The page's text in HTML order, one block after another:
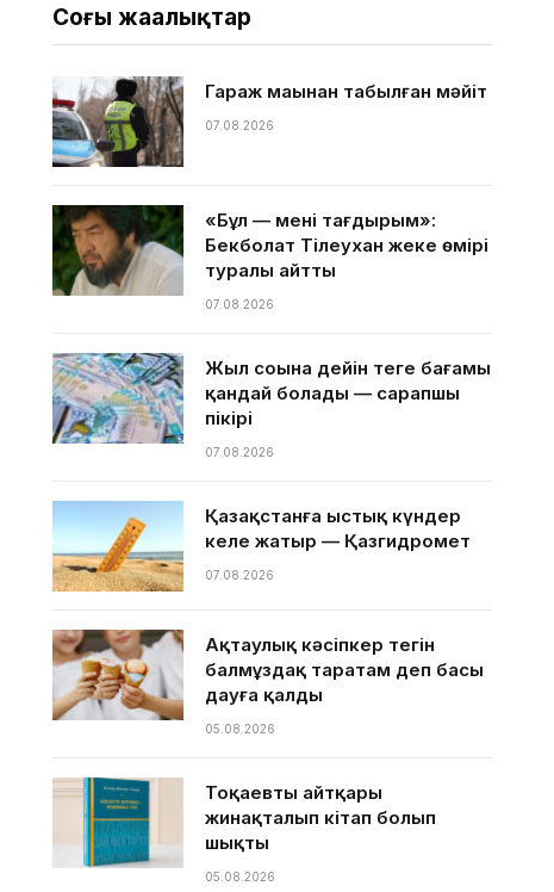
Соңғы жаңалықтар
Гараж маңынан табылған мәйіт
07.08.2026
«Бұл — менің тағдырым»:
Бекболат Тілеухан жеке өмірі
туралы айтты
07.08.2026
Жыл соңына дейін теңге бағамы
қандай болады — сарапшы
пікірі
07.08.2026
Қазақстанға ыстық күндер
келе жатыр — Қазгидромет
07.08.2026
Ақтаулық кәсіпкер тегін
балмұздақ таратам деп басы
дауға қалды
05.08.2026
Тоқаевтың айтқары
жинақталып кітап болып
шықты
05.08.2026